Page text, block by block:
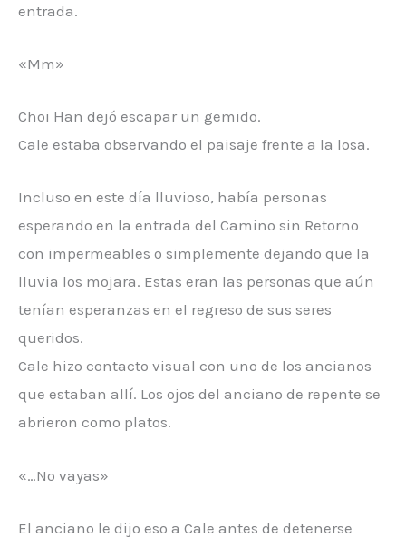
entrada.
«Mm»
Choi Han dejó escapar un gemido.
Cale estaba observando el paisaje frente a la losa.
Incluso en este día lluvioso, había personas
esperando en la entrada del Camino sin Retorno
con impermeables o simplemente dejando que la
lluvia los mojara. Estas eran las personas que aún
tenían esperanzas en el regreso de sus seres
queridos.
Cale hizo contacto visual con uno de los ancianos
que estaban allí. Los ojos del anciano de repente se
abrieron como platos.
«…No vayas»
El anciano le dijo eso a Cale antes de detenerse